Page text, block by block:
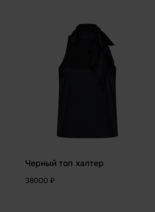
Черный топ халтер
38000 ₽